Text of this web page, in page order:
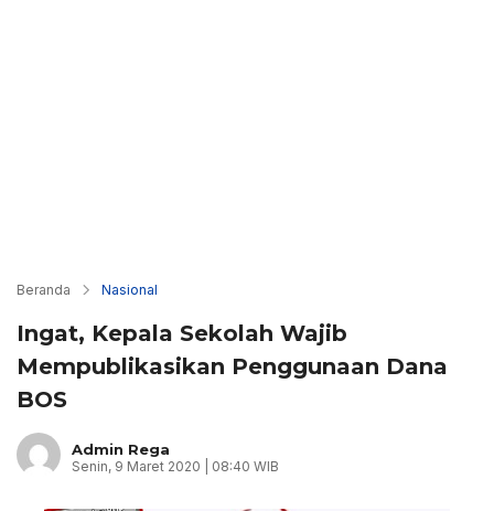
Beranda Nasional
Ingat, Kepala Sekolah Wajib
Mempublikasikan Penggunaan Dana
BOS
Admin Rega
Senin, 9 Maret 2020 | 08:40 WIB